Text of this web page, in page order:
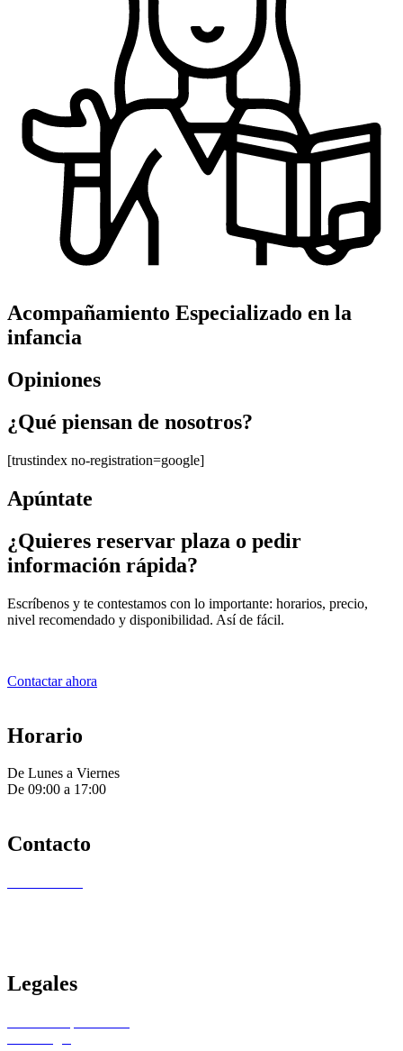
Acompañamiento Especializado en la
infancia
Opiniones
¿Qué piensan de nosotros?
[trustindex no-registration=google]
Apúntate
¿Quieres reservar plaza o pedir
información rápida?
Escríbenos y te contestamos con lo importante: horarios, precio,
nivel recomendado y disponibilidad. Así de fácil.
Contactar ahora
Horario
De Lunes a Viernes
De 09:00 a 17:00
Contacto
Legales